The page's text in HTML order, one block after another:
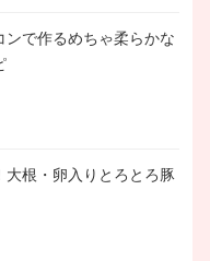
ンで作るめちゃ柔らかな
大根・卵入りとろとろ豚